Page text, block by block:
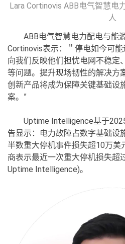
Lara Cortinovis ABB电气智慧电
人
ABB电气智慧电力配电与能
Cortinovis表示：＂停电如今可
向我们反映他们担忧电网不稳定
等问题。提升现场韧性的解决方
创新产品将成为保障关键基础设
案。”
Uptime Intelligence基于
告显示：电力故障占数字基础设
半数重大停机事件损失超10万美
商表示最近一次重大停机损失超
Uptime Intelligence)。